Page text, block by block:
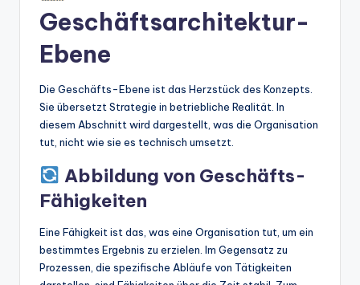
Geschäftsarchitektur-
Ebene
Die Geschäfts-Ebene ist das Herzstück des Konzepts.
Sie übersetzt Strategie in betriebliche Realität. In
diesem Abschnitt wird dargestellt, was die Organisation
tut, nicht wie sie es technisch umsetzt.
Abbildung von Geschäfts-
Fähigkeiten
Eine Fähigkeit ist das, was eine Organisation tut, um ein
bestimmtes Ergebnis zu erzielen. Im Gegensatz zu
Prozessen, die spezifische Abläufe von Tätigkeiten